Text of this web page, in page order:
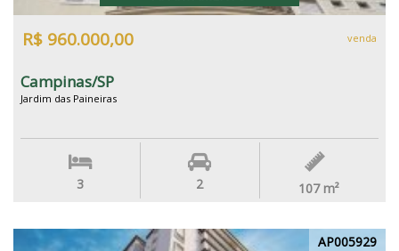
R$ 960.000,00 venda
Campinas/SP
Jardim das Paineiras
3 2 107 m²
AP005929